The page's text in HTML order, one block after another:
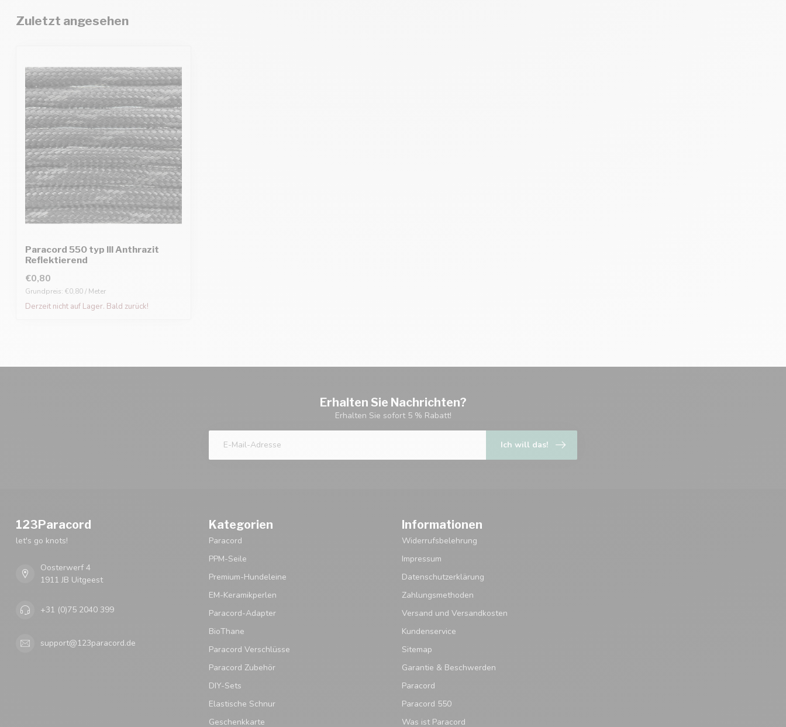
Zuletzt angesehen
Paracord 550 typ III Anthrazit
Reflektierend
€0,80
Grundpreis: €0,80 / Meter
Derzeit nicht auf Lager. Bald zurück!
Erhalten Sie Nachrichten?
Erhalten Sie sofort 5 % Rabatt!
Ich will das!
123Paracord
let's go knots!
Oosterwerf 4
1911 JB Uitgeest
+31 (0)75 2040 399
support@123paracord.de
Kategorien
Paracord
PPM-Seile
Premium-Hundeleine
EM-Keramikperlen
Paracord-Adapter
BioThane
Paracord Verschlüsse
Paracord Zubehör
DIY-Sets
Elastische Schnur
Geschenkkarte
Informationen
Widerrufsbelehrung
Impressum
Datenschutzerklärung
Zahlungsmethoden
Versand und Versandkosten
Kundenservice
Sitemap
Garantie & Beschwerden
Paracord
Paracord 550
Was ist Paracord